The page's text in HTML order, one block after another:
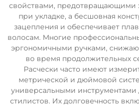
свойствами, предотвращающими
при укладке, а бесшовная
зацепления и обеспечивает
волосам. Многие
эргономичными ручками,
во время продолжительных
Расчески часто имеют
метрической и дюймовой
универсальными
стилистов. Их долговечность